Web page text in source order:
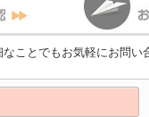
ことでもお気軽にお問い